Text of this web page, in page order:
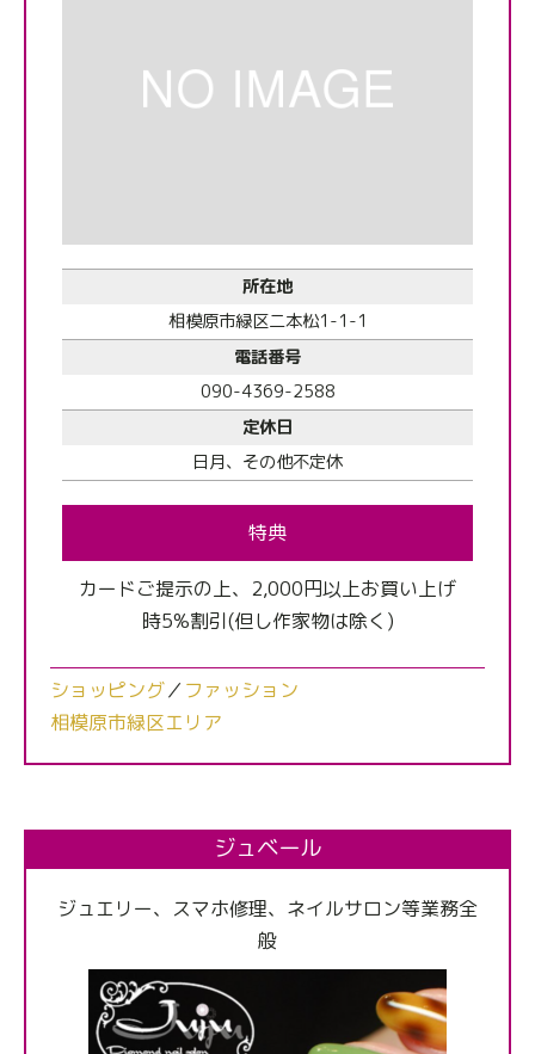
所在地
相模原市緑区二本松1-1-1
電話番号
090-4369-2588
定休日
日月、その他不定休
特典
カードご提示の上、2,000円以上お買い上げ
時5%割引(但し作家物は除く)
ショッピング／ ファッション
相模原市緑区エリア
ジュベール
ジュエリー、スマホ修理、ネイルサロン等業務全
般